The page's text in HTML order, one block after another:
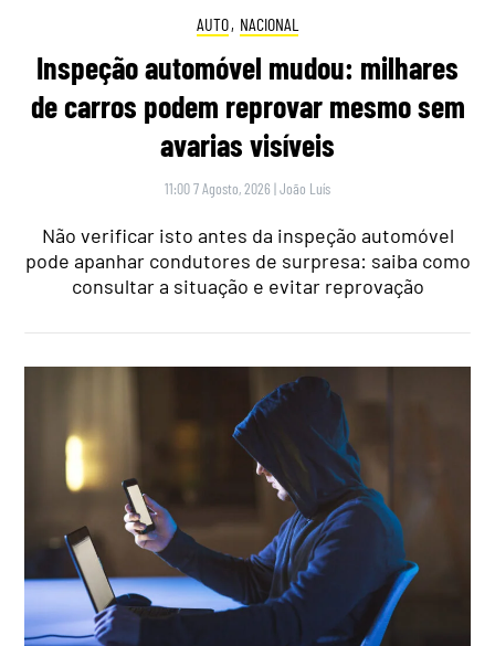
AUTO, NACIONAL
Inspeção automóvel mudou: milhares
de carros podem reprovar mesmo sem
avarias visíveis
11:00 7 Agosto, 2026 |João Luís
Não verificar isto antes da inspeção automóvel
pode apanhar condutores de surpresa: saiba como
consultar a situação e evitar reprovação